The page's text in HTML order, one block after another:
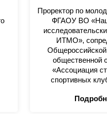
Проректор по
ФГАОУ ВО
ИТМО»,
общественной
«Ассоциация
спортивных